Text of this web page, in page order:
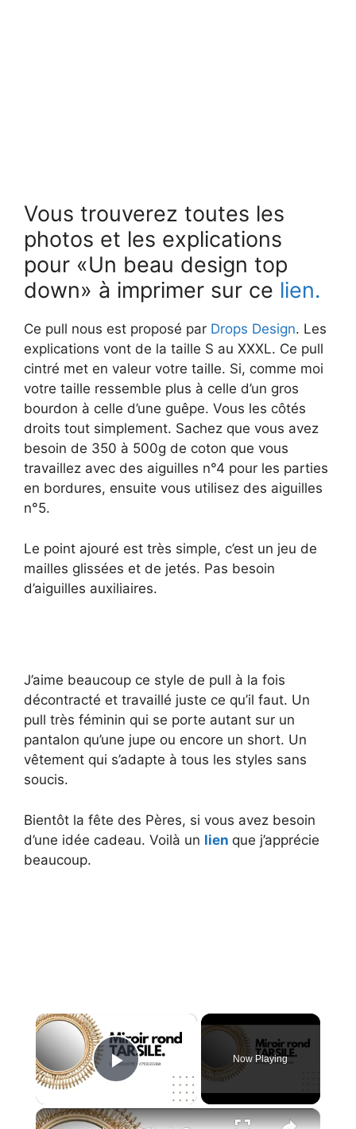
Vous trouverez toutes les
photos et les explications
pour «Un beau design top
down» à imprimer sur ce lien.
Ce pull nous est proposé par Drops Design. Les
explications vont de la taille S au XXXL. Ce pull
cintré met en valeur votre taille. Si, comme moi
votre taille ressemble plus à celle d’un gros
bourdon à celle d’une guêpe. Vous les côtés
droits tout simplement. Sachez que vous avez
besoin de 350 à 500g de coton que vous
travaillez avec des aiguilles n°4 pour les parties
en bordures, ensuite vous utilisez des aiguilles
n°5.
Le point ajouré est très simple, c’est un jeu de
mailles glissées et de jetés. Pas besoin
d’aiguilles auxiliaires.
J’aime beaucoup ce style de pull à la fois
décontracté et travaillé juste ce qu’il faut. Un
pull très féminin qui se porte autant sur un
pantalon qu’une jupe ou encore un short. Un
vêtement qui s’adapte à tous les styles sans
soucis.
Bientôt la fête des Pères, si vous avez besoin
d’une idée cadeau. Voilà un lien que j’apprécie
beaucoup.
×
Play Video
Now Playing
×